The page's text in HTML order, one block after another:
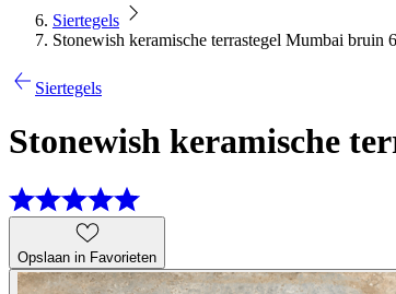
Siertegels
Stonewish keramische terrastegel Mumbai bruin
Siertegels
Stonewish keramische
Opslaan in Favorieten